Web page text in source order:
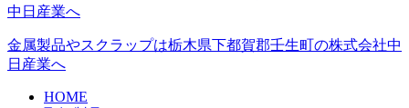
金属製品やスクラップは栃木県下都賀郡壬生町の株式会社中
日産業へ
HOME